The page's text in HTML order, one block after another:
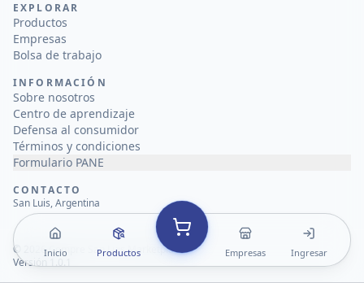
Inicio Productos Empresas Ingresar
EXPLORAR
Productos
Empresas
Bolsa de trabajo
INFORMACIÓN
Sobre nosotros
Centro de aprendizaje
Defensa al consumidor
Términos y condiciones
Formulario PANE
CONTACTO
San Luis, Argentina
© 2026Compre San Luis Marketplace
Versión 1.0.1